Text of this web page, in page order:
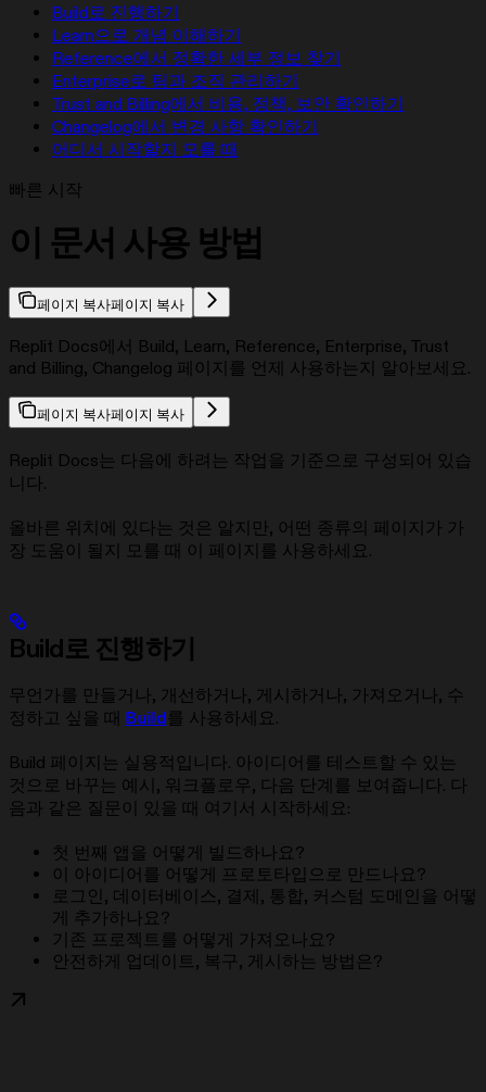
Build로 진행하기
Learn으로 개념 이해하기
Reference에서 정확한 세부 정보 찾기
Enterprise로 팀과 조직 관리하기
Trust and Billing에서 비용, 정책, 보안 확인하기
Changelog에서 변경 사항 확인하기
어디서 시작할지 모를 때
빠른 시작
이 문서 사용 방법
페이지 복사페이지 복사
Replit Docs에서 Build, Learn, Reference, Enterprise, Trust
and Billing, Changelog 페이지를 언제 사용하는지 알아보세요.
페이지 복사페이지 복사
Replit Docs는 다음에 하려는 작업을 기준으로 구성되어 있습
니다.
올바른 위치에 있다는 것은 알지만, 어떤 종류의 페이지가 가
장 도움이 될지 모를 때 이 페이지를 사용하세요.
Build로 진행하기
무언가를 만들거나, 개선하거나, 게시하거나, 가져오거나, 수
정하고 싶을 때 Build를 사용하세요.
Build 페이지는 실용적입니다. 아이디어를 테스트할 수 있는
것으로 바꾸는 예시, 워크플로우, 다음 단계를 보여줍니다. 다
음과 같은 질문이 있을 때 여기서 시작하세요:
첫 번째 앱을 어떻게 빌드하나요?
이 아이디어를 어떻게 프로토타입으로 만드나요?
로그인, 데이터베이스, 결제, 통합, 커스텀 도메인을 어떻
게 추가하나요?
기존 프로젝트를 어떻게 가져오나요?
안전하게 업데이트, 복구, 게시하는 방법은?